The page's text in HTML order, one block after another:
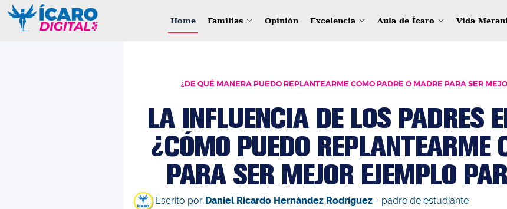
Home Familias Opinión Excelencia Aula de Ícaro Vida
¿DE QUÉ MANERA PUEDO REPLANTEARME COMO PADRE O MADRE PARA SER
LA INFLUENCIA DE LOS PADRES
¿CÓMO PUEDO REPLANTEARME
PARA SER MEJOR EJEMPLO
Escrito por Daniel Ricardo Hernández Rodríguez- padre de estudiante